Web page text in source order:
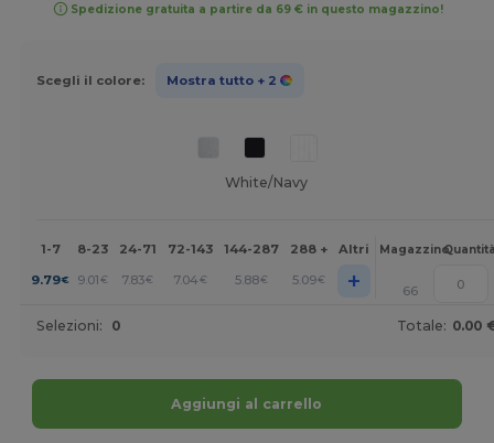
Spedizione gratuita a partire da 69 € in questo magazzino!
Scegli il colore: Mostra tutto + 2
White/Navy
1-7 8-23 24-71 72-143 144-287 288 + Altri Magazzino
9.79€ 9.01€ 7.83€ 7.04€ 5.88€ 5.09€ + 66
Selezioni: 0 Totale: 0.00
Aggiungi al carrello